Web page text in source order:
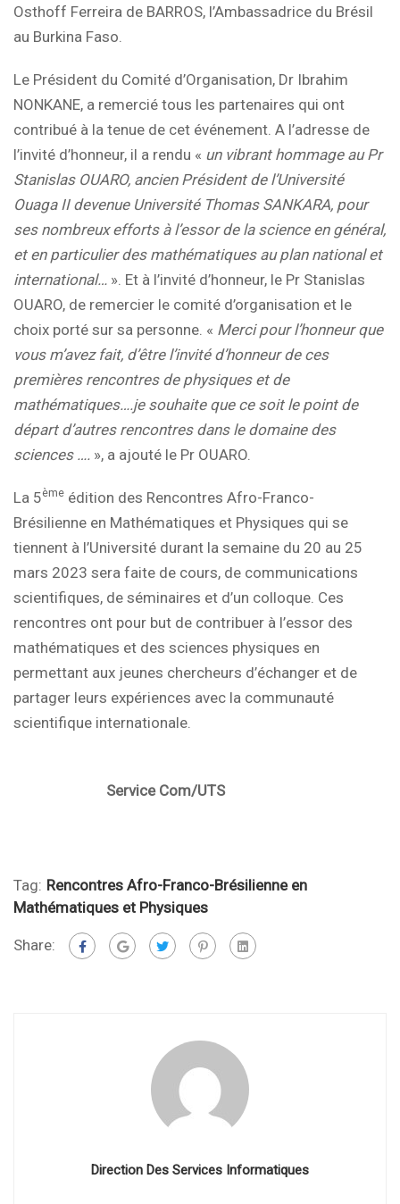
Osthoff Ferreira de BARROS, l’Ambassadrice du Brésil
au Burkina Faso.
Le Président du Comité d’Organisation, Dr Ibrahim
NONKANE, a remercié tous les partenaires qui ont
contribué à la tenue de cet événement. A l’adresse de
l’invité d’honneur, il a rendu « un vibrant hommage au Pr
Stanislas OUARO, ancien Président de l’Université
Ouaga II devenue Université Thomas SANKARA, pour
ses nombreux efforts à l’essor de la science en général,
et en particulier des mathématiques au plan national et
international… ». Et à l’invité d’honneur, le Pr Stanislas
OUARO, de remercier le comité d’organisation et le
choix porté sur sa personne. « Merci pour l’honneur que
vous m’avez fait, d’être l’invité d’honneur de ces
premières rencontres de physiques et de
mathématiques….je souhaite que ce soit le point de
départ d’autres rencontres dans le domaine des
sciences …. », a ajouté le Pr OUARO.
La 5ème édition des Rencontres Afro-Franco-
Brésilienne en Mathématiques et Physiques qui se
tiennent à l’Université durant la semaine du 20 au 25
mars 2023 sera faite de cours, de communications
scientifiques, de séminaires et d’un colloque. Ces
rencontres ont pour but de contribuer à l’essor des
mathématiques et des sciences physiques en
permettant aux jeunes chercheurs d’échanger et de
partager leurs expériences avec la communauté
scientifique internationale.
Service Com/UTS
Tag: Rencontres Afro-Franco-Brésilienne en
Mathématiques et Physiques
Share:
Direction Des Services Informatiques